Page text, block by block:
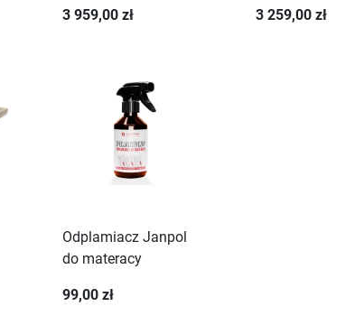
3 959,00 zł 3 259,00 zł
Odplamiacz Janpol
do materacy
99,00 zł